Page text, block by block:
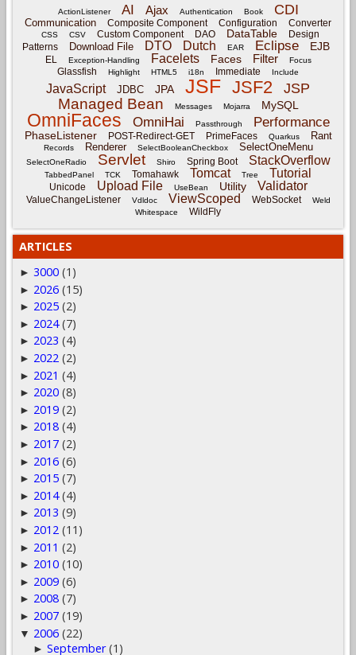
ActionListener AI Ajax Authentication Book CDI
Communication Composite Component Configuration Converter
CSS CSV Custom Component DAO DataTable
Design
Patterns
Download File DTO Dutch EAR Eclipse EJB
EL Exception-Handling Facelets Faces Filter Focus
Glassfish Highlight HTML5 i18n Immediate Include
JavaScript JDBC JPA JSF JSF2 JSP
Managed Bean Messages Mojarra MySQL
OmniFaces OmniHai Passthrough Performance
PhaseListener POST-Redirect-GET PrimeFaces Quarkus Rant
Records Renderer SelectBooleanCheckbox SelectOneMenu
SelectOneRadio Servlet Shiro Spring Boot StackOverflow
TabbedPanel TCK Tomahawk Tomcat Tree Tutorial
Unicode Upload File UseBean Utility Validator
ValueChangeListener Vdldoc ViewScoped WebSocket
Weld
Whitespace
WildFly
ARTICLES
► 3000 (1)
► 2026 (15)
► 2025 (2)
► 2024 (7)
► 2023 (4)
► 2022 (2)
► 2021 (4)
► 2020 (8)
► 2019 (2)
► 2018 (4)
► 2017 (2)
► 2016 (6)
► 2015 (7)
► 2014 (4)
► 2013 (9)
► 2012 (11)
► 2011 (2)
► 2010 (10)
► 2009 (6)
► 2008 (7)
► 2007 (19)
▼ 2006 (22)
►September (1)